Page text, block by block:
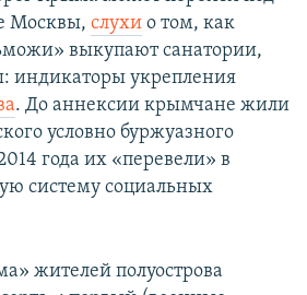
Москвы, слухи о том, как
выкупают санатории,
индикаторы укрепления
. До аннексии крымчане жили
условно буржуазного
года их «перевели» в
систему социальных
жителей полуострова